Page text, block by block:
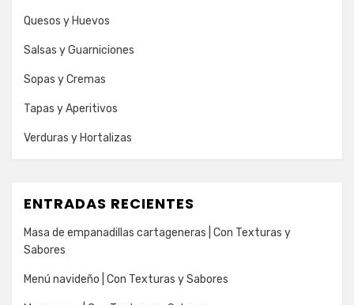
Quesos y Huevos
Salsas y Guarniciones
Sopas y Cremas
Tapas y Aperitivos
Verduras y Hortalizas
ENTRADAS RECIENTES
Masa de empanadillas cartageneras | Con Texturas y
Sabores
Menú navideño | Con Texturas y Sabores